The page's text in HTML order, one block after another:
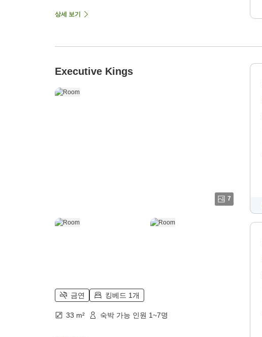
상세 보기
Executive Kings
7
금연 킹베드 1개
33 m² 숙박 가능 인원 1~7명